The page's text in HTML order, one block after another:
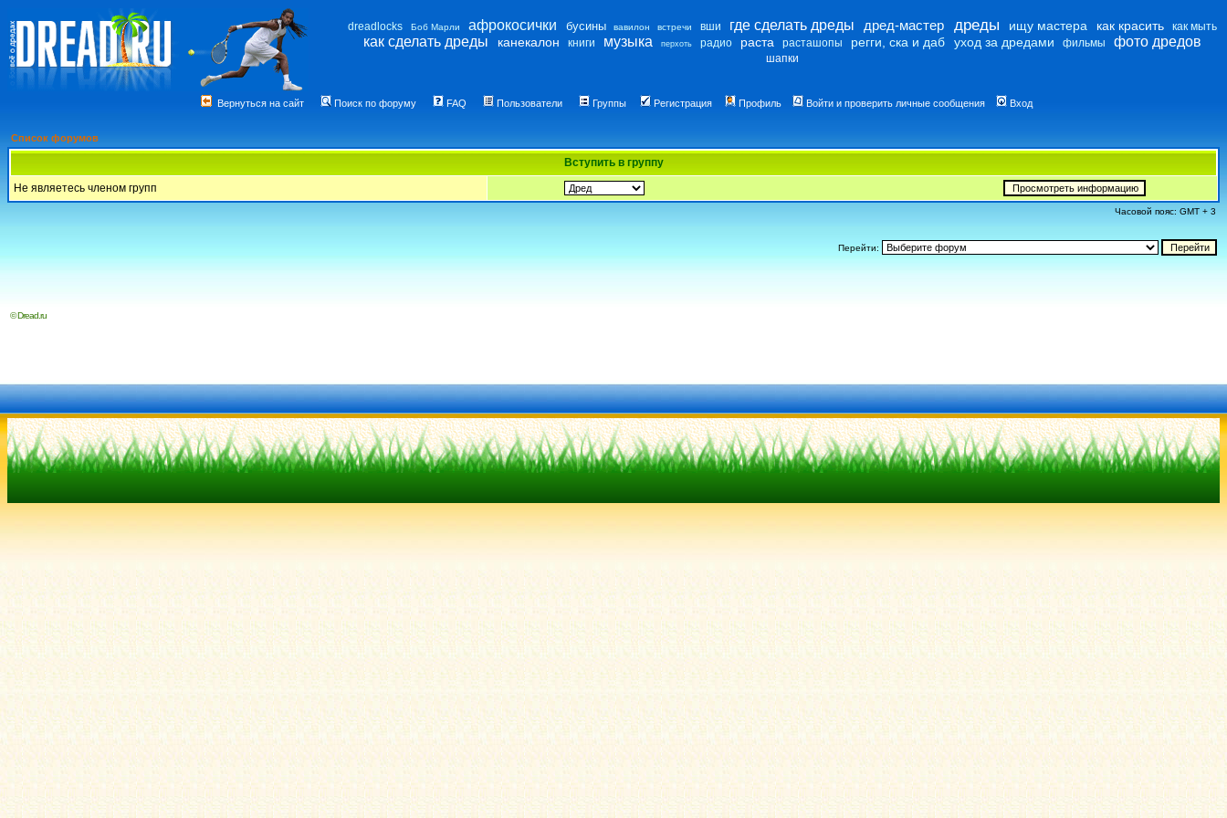
dreadlocks Боб Марли афрокосички бусины вавилон встречи вши где сделать дреды дред-мастер дреды ищу мастера как красить как мыть
как сделать дреды канекалон книги музыка перхоть радио раста расташопы регги, ска и даб уход за дредами фильмы фото дредов
шапки
Вернуться на сайт Поиск по форуму FAQ Пользователи Группы Регистрация Профиль Войти и проверить личные сообщения Вход
Список форумов
Вступить в группу
Не являетесь членом групп
Часовой пояс: GMT + 3
Перейти:
© Dread.ru